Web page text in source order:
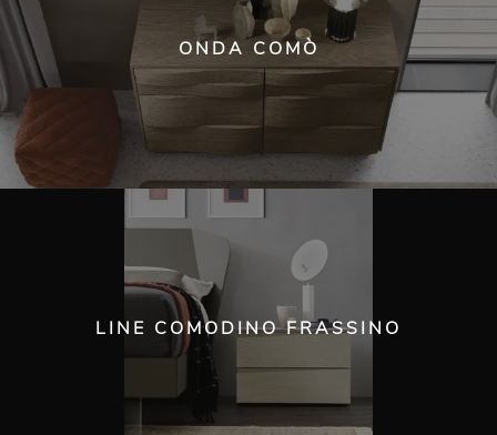
ONDA COMÒ
LINE COMODINO FRASSINO